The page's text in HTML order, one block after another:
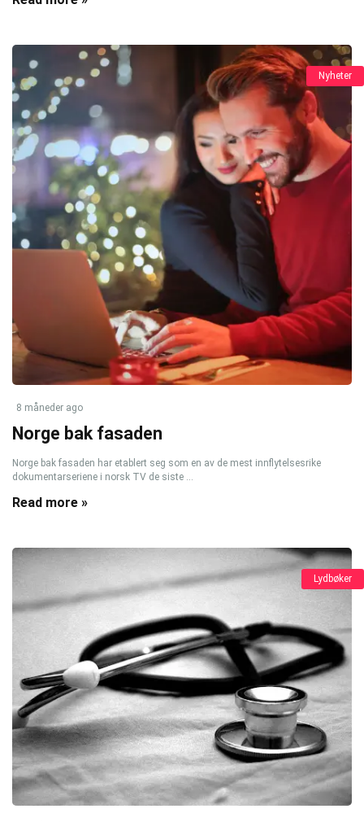
Nyheter
8 måneder ago
Norge bak fasaden
Norge bak fasaden har etablert seg som en av de mest innflytelsesrike
dokumentarseriene i norsk TV de siste ...
Read more »
Lydbøker